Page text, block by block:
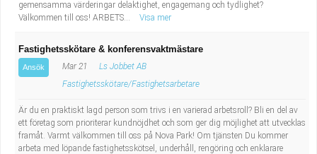
Naturvetenskapligt arbete
Pedagogiskt arbete
Sanering och renhållning
Socialt arbete
Läkarsekreterare/Vårdadmin/Medicinsk
sekreterare
Lastbilsförare m.fl.
Fastighetsskötare
gemensamma värderingar delaktighet, engagemang och tydlighet?
Välkommen till oss! ARBETS...
Visa mer
Fastighetsskötare & konferensvaktmästare
Ansök Mar 21
Ls Jobbet AB
Fastighetsskötare/Fastighetsarbetare
Är du en praktiskt lagd person som trivs i en varierad arbetsroll? Bli en del av
ett företag som prioriterar kundnöjdhet och som ger dig möjlighet att utvecklas
framåt. Varmt välkommen till oss på Nova Park! Om tjänsten Du kommer
arbeta med löpande fastighetsskötsel, underhåll, rengöring och enklarare